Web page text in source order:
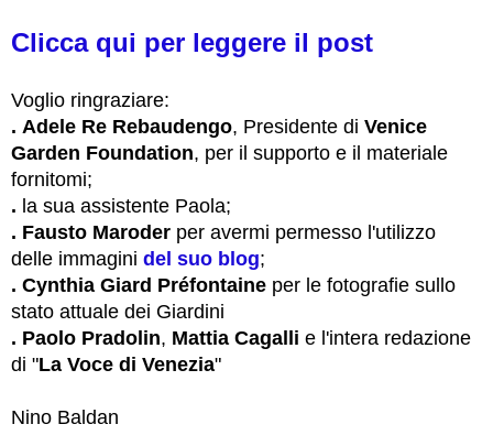
Clicca qui per leggere il post
Voglio ringraziare:
. Adele Re Rebaudengo, Presidente di Venice
Garden Foundation, per il supporto e il materiale
fornitomi;
. la sua assistente Paola;
. Fausto Maroder per avermi permesso l'utilizzo
delle immagini del suo blog;
. Cynthia Giard Préfontaine per le fotografie sullo
stato attuale dei Giardini
. Paolo Pradolin, Mattia Cagalli e l'intera redazione
di "La Voce di Venezia"
Nino Baldan